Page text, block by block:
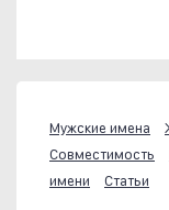
Мужские имена
Совместимость
имени
Статьи